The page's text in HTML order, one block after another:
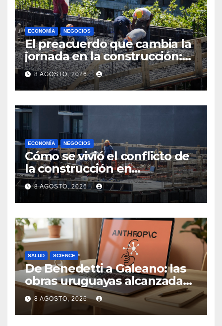
ECONOMÍA NEGOCIOS
El preacuerdo que cambia la
jornada en la construcción:
menos horas, subas reales y
convenio hasta 2031
8 AGOSTO, 2026
ECONOMÍA NEGOCIOS
Cómo se vivió el conflicto de
la construcción en
Maldonado, un
departamento donde el
sector tiene sus
particularidades
8 AGOSTO, 2026
SALUD SCIENCE
De Benedetti a Galeano: las
obras uruguayas alcanzadas
por la demanda colectiva de
US$ 1.500 millones contra
Anthropic
8 AGOSTO, 2026